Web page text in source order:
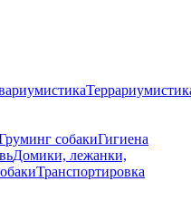
собакиГигиена
Домики, лежанки,
Транспортировка